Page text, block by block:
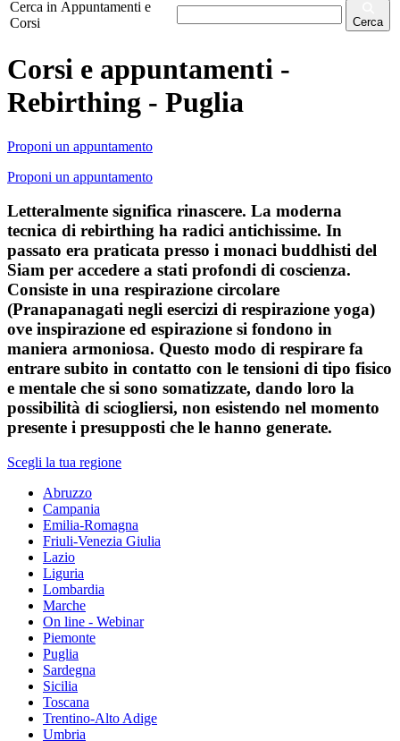
Cerca in Appuntamenti e
Corsi
Cerca
Corsi e appuntamenti -
Rebirthing - Puglia
Proponi un appuntamento
Proponi un appuntamento
Letteralmente significa rinascere. La moderna
tecnica di rebirthing ha radici antichissime. In
passato era praticata presso i monaci buddhisti del
Siam per accedere a stati profondi di coscienza.
Consiste in una respirazione circolare
(Pranapanagati negli esercizi di respirazione yoga)
ove inspirazione ed espirazione si fondono in
maniera armoniosa. Questo modo di respirare fa
entrare subito in contatto con le tensioni di tipo fisico
e mentale che si sono somatizzate, dando loro la
possibilità di sciogliersi, non esistendo nel momento
presente i presupposti che le hanno generate.
Scegli la tua regione
Abruzzo
Campania
Emilia-Romagna
Friuli-Venezia Giulia
Lazio
Liguria
Lombardia
Marche
On line - Webinar
Piemonte
Puglia
Sardegna
Sicilia
Toscana
Trentino-Alto Adige
Umbria